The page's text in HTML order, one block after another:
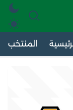
الرئيسية المنتخب